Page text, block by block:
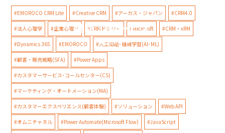
製品・サービス
Products
#EMOROCO CRM Lite #Creative CRM #アーカス・ジャパン #CRM4.0
#法人心理学 #企業心理学 #CRMドクター #Microsoft #CRM・xRM
#Dynamics 365 #EMOROCO #人工知能･機械学習(AI･ML)
#顧客・販売戦略(SFA) #Power Apps
#カスタマーサービス･コールセンター(CS)
#マーケティング・オートメーション(MA)
#カスタマーエクスペリエンス(顧客体験) #ソリューション #Web API
#オムニチャネル #Power Automate(Microsoft Flow) #JavaScript